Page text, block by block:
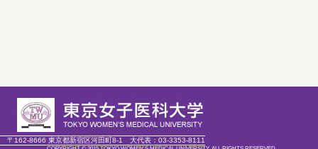
〒162-8666 東京都新宿区河田町8-1 大代表： 03-3353-8111